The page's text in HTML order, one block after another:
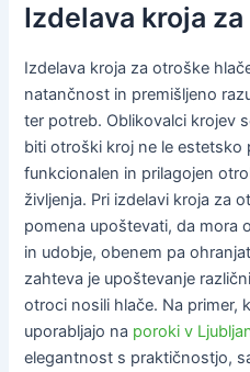
Izdelava kroja
Izdelava kroja za otroške
natančnost in premišljeno
ter potreb. Oblikovalci krojev
biti otroški kroj ne le estetsko
funkcionalen in prilagojen
življenja. Pri izdelavi kroja za
pomena upoštevati, da mora
in udobje, obenem pa
zahteva je upoštevanje
otroci nosili hlače. Na primer,
uporabljajo na poroki v
elegantnost s praktičnostjo,